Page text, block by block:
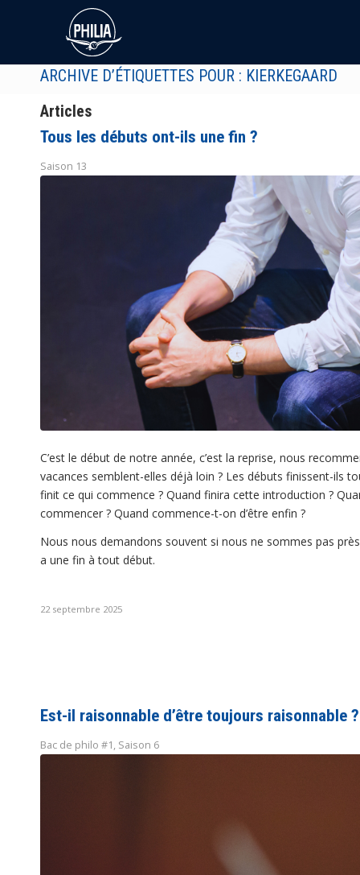
ARCHIVE D’ÉTIQUETTES POUR : KIERKEGAARD
Articles
Tous les débuts ont-ils une fin ?
Saison 13
C’est le début de notre année, c’est la reprise, nous
vacances semblent-elles déjà loin ? Les débuts finissent-ils
finit ce qui commence ? Quand finira cette introduction ?
commencer ? Quand commence-t-on d’être enfin ?
Nous nous demandons souvent si nous ne sommes pas
a une fin à tout début.
22 septembre 2025
Est-il raisonnable d’être toujours raisonnable ?
Bac de philo #1, Saison 6